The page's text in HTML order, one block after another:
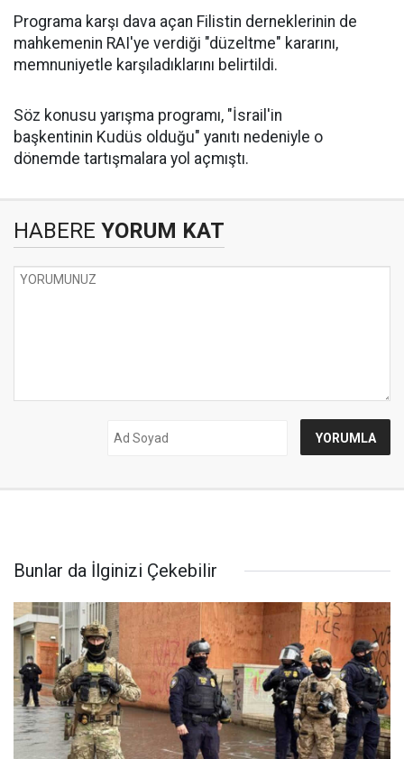
Programa karşı dava açan Filistin derneklerinin de
mahkemenin RAI'ye verdiği "düzeltme" kararını,
memnuniyetle karşıladıklarını belirtildi.
Söz konusu yarışma programı, "İsrail'in
başkentinin Kudüs olduğu" yanıtı nedeniyle o
dönemde tartışmalara yol açmıştı.
HABERE YORUM KAT
Bunlar da İlginizi Çekebilir